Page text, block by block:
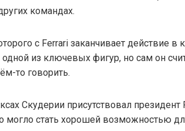
командах.
с Ferrari заканчивает действие в
из ключевых фигур, но сам он
то говорить.
Скудерии присутствовал президент
могло стать хорошей возможностью